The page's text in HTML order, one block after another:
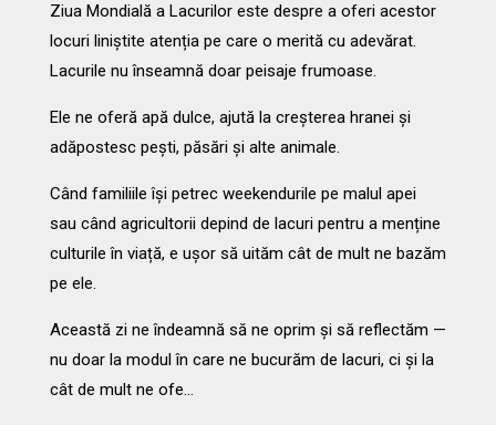
Ziua Mondială a Lacurilor este despre a oferi acestor
locuri liniștite atenția pe care o merită cu adevărat.
Lacurile nu înseamnă doar peisaje frumoase.
Ele ne oferă apă dulce, ajută la creșterea hranei și
adăpostesc pești, păsări și alte animale.
Când familiile își petrec weekendurile pe malul apei
sau când agricultorii depind de lacuri pentru a menține
culturile în viață, e ușor să uităm cât de mult ne bazăm
pe ele.
Această zi ne îndeamnă să ne oprim și să reflectăm —
nu doar la modul în care ne bucurăm de lacuri, ci și la
cât de mult ne ofe…